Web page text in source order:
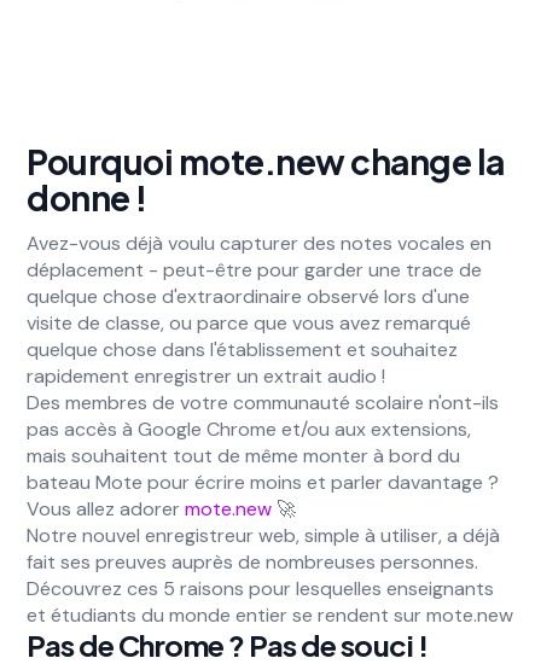
Pourquoi mote.new change la
donne !
Avez-vous déjà voulu capturer des notes vocales en
déplacement - peut-être pour garder une trace de
quelque chose d'extraordinaire observé lors d'une
visite de classe, ou parce que vous avez remarqué
quelque chose dans l'établissement et souhaitez
rapidement enregistrer un extrait audio !
Des membres de votre communauté scolaire n'ont-ils
pas accès à Google Chrome et/ou aux extensions,
mais souhaitent tout de même monter à bord du
bateau Mote pour écrire moins et parler davantage ?
Vous allez adorermote.new 🚀
Notre nouvel enregistreur web, simple à utiliser, a déjà
fait ses preuves auprès de nombreuses personnes.
Découvrez ces 5 raisons pour lesquelles enseignants
et étudiants du monde entier se rendent sur mote.new
Pas de Chrome ? Pas de souci !